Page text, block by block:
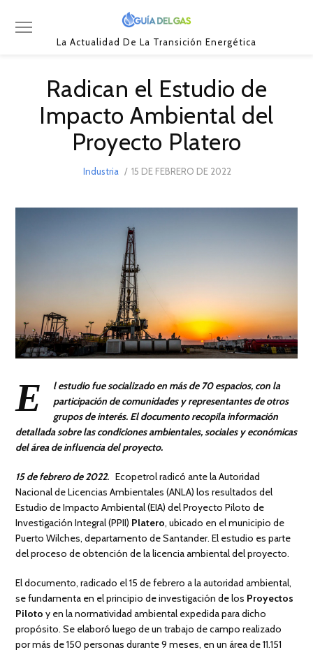
La Actualidad De La Transición Energética
Radican el Estudio de
Impacto Ambiental del
Proyecto Platero
Industria
POSTED
15 DE FEBRERO DE 2022
E
l estudio fue socializado en más de 70 espacios, con la
participación de comunidades y representantes de otros
grupos de interés. El documento recopila información
detallada sobre las condiciones ambientales, sociales y económicas
del área de influencia del proyecto.
15 de febrero de 2022. Ecopetrol radicó ante la Autoridad
Nacional de Licencias Ambientales (ANLA) los resultados del
Estudio de Impacto Ambiental (EIA) del Proyecto Piloto de
Investigación Integral (PPII) Platero, ubicado en el municipio de
Puerto Wilches, departamento de Santander. El estudio es parte
del proceso de obtención de la licencia ambiental del proyecto.
El documento, radicado el 15 de febrero a la autoridad ambiental,
se fundamenta en el principio de investigación de los Proyectos
Piloto y en la normatividad ambiental expedida para dicho
propósito. Se elaboró luego de un trabajo de campo realizado
por más de 150 personas durante 9 meses, en un área de 11.151